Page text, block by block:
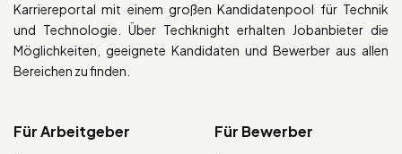
Karriereportal mit einem großen Kandidatenpool für Technik
und Technologie. Über Techknight erhalten Jobanbieter die
Möglichkeiten, geeignete Kandidaten und Bewerber aus allen
Bereichen zu finden.
Für Arbeitgeber Für Bewerber